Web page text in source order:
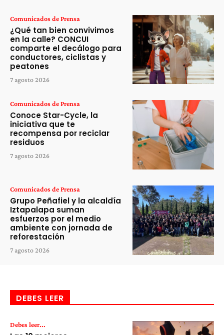
Comunicados de Prensa
¿Qué tan bien convivimos
en la calle? CONCUI
comparte el decálogo para
conductores, ciclistas y
peatones
7 agosto 2026
Comunicados de Prensa
Conoce Star-Cycle, la
iniciativa que te
recompensa por reciclar
residuos
7 agosto 2026
Comunicados de Prensa
Grupo Peñafiel y la alcaldía
Iztapalapa suman
esfuerzos por el medio
ambiente con jornada de
reforestación
7 agosto 2026
DEBES LEER
Debes leer...